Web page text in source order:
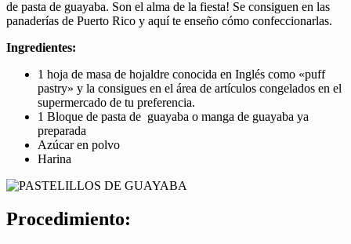
de pasta de guayaba. Son el alma de la fiesta! Se consiguen en las
panaderías de Puerto Rico y aquí te enseño cómo confeccionarlas.
Ingredientes:
1 hoja de masa de hojaldre conocida en Inglés como «puff
pastry» y la consigues en el área de artículos congelados en el
supermercado de tu preferencia.
1 Bloque de pasta de guayaba o manga de guayaba ya
preparada
Azúcar en polvo
Harina
Procedimiento: